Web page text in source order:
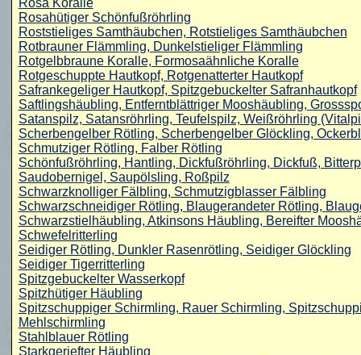
Rosa Koralle
Rosahütiger Schönfußröhrling
Roststieliges Samthäubchen, Rotstieliges Samthäubchen
Rotbrauner Flämmling, Dunkelstieliger Flämmling
Rotgelbbraune Koralle, Formosaähnliche Koralle
Rotgeschuppte Hautkopf, Rotgenatterter Hautkopf
Safrankegeliger Hautkopf, Spitzgebuckelter Safranhautkopf
Saftlingshäubling, Entferntblättriger Mooshäubling,
Satanspilz, Satansröhrling, Teufelspilz, Weißröhrling
Scherbengelber Rötling, Scherbengelber Glöckling,
Schmutziger Rötling, Falber Rötling
Schönfußröhrling, Hantling, Dickfußröhrling, Dickfuß,
Saudobernigel, Saupölsling, Roßpilz
Schwarzknolliger Fälbling, Schmutzigblasser Fälbling
Schwarzschneidiger Rötling, Blaugerandeter Rötling,
Schwarzstielhäubling, Atkinsons Häubling, Bereifter
Schwefelritterling
Seidiger Rötling, Dunkler Rasenrötling, Seidiger Glöckling
Seidiger Tigerritterling
Spitzgebuckelter Wasserkopf
Spitzhütiger Häubling
Spitzschuppiger Schirmling, Rauer Schirmling,
Mehlschirmling
Stahlblauer Rötling
Starkgeriefter Häubling